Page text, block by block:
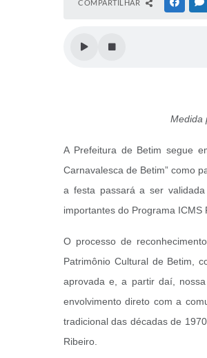
COMPARTILHAR
Medida
A Prefeitura de Betim segue
Carnavalesca de Betim” como
a festa passará a ser
importantes do Programa ICMS
O processo de
Patrimônio Cultural de Betim,
aprovada e, a partir daí,
envolvimento direto com a
tradicional das décadas de
Ribeiro.